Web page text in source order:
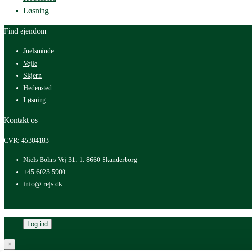
Løsning
Find ejendom
Juelsminde
Vejle
Skjern
Hedensted
Løsning
Kontakt os
CVR: 45304183
Niels Bohrs Vej 31. 1. 8660 Skanderborg
+45 6023 5900
info@frejs.dk
Log ind
×